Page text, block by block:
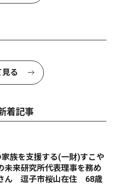
見る
着記事
族を支援する(一財)すこや
未来研究所代表理事を務め
ん 逗子市桜山在住 68歳